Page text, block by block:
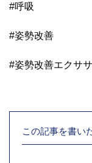
#呼吸
#姿勢改善
#姿勢改善エクサ
この記事を書い